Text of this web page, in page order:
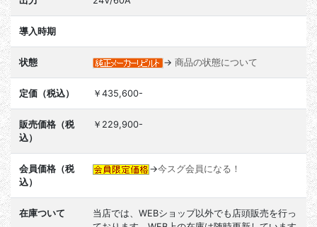
導入時期
状態 → 商品の状態について
定価（税込） ￥435,600-
販売価格（税
込）
￥229,900-
会員価格（税
込）
→今スグ会員になる！
在庫ついて
当店では、WEBショップ以外でも店頭販売を行っ